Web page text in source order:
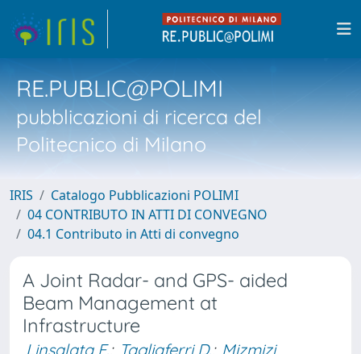
RE.PUBLIC@POLIMI
pubblicazioni di ricerca del
Politecnico di Milano
IRIS
Catalogo Pubblicazioni POLIMI
04 CONTRIBUTO IN ATTI DI CONVEGNO
04.1 Contributo in Atti di convegno
A Joint Radar- and GPS- aided
Beam Management at
Infrastructure
Linsalata F.; Tagliaferri D.; Mizmizi